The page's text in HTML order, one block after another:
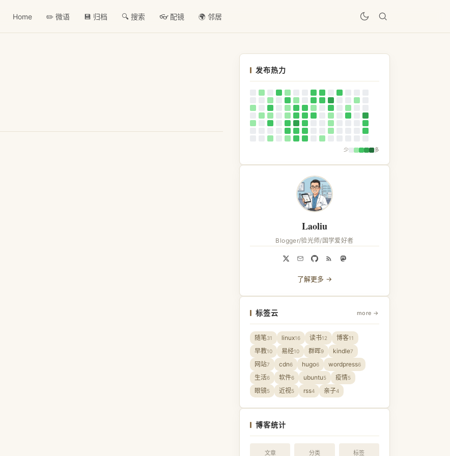
Home ✏️ 微语 💾 归档 🔍 搜索 👓 配镜 🌍 邻居
发布热力
少 多
Laoliu
Blogger/验光师/国学爱好者
了解更多 →
标签云 more →
随笔31 linux16 读书12 博客11
早教10 易经10 群晖9 kindle7
网站7 cdn6 hugo6 wordpress6
生活6 软件6 ubuntu5 疫情5
眼镜5 近视5 rss4 亲子4
博客统计
文章 分类 标签